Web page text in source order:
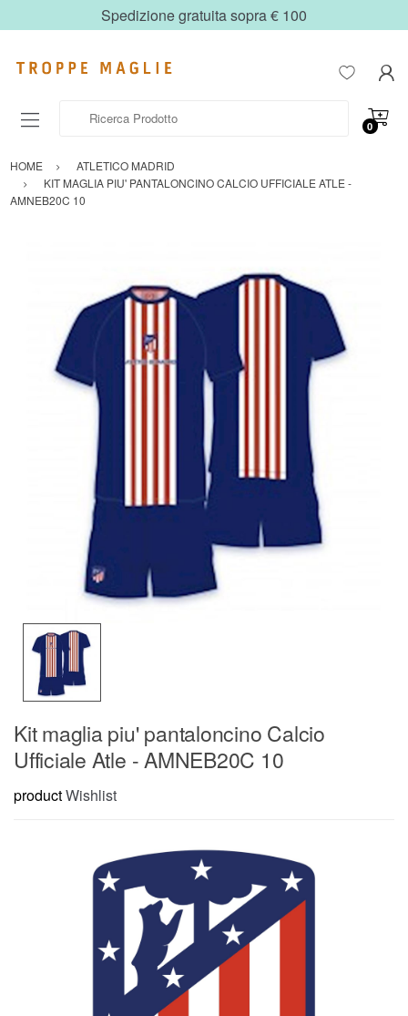
Spedizione gratuita sopra € 100
0
HOME
ATLETICO MADRID
KIT MAGLIA PIU' PANTALONCINO CALCIO UFFICIALE ATLE -
AMNEB20C 10
Kit maglia piu' pantaloncino Calcio
Ufficiale Atle - AMNEB20C 10
productWishlist